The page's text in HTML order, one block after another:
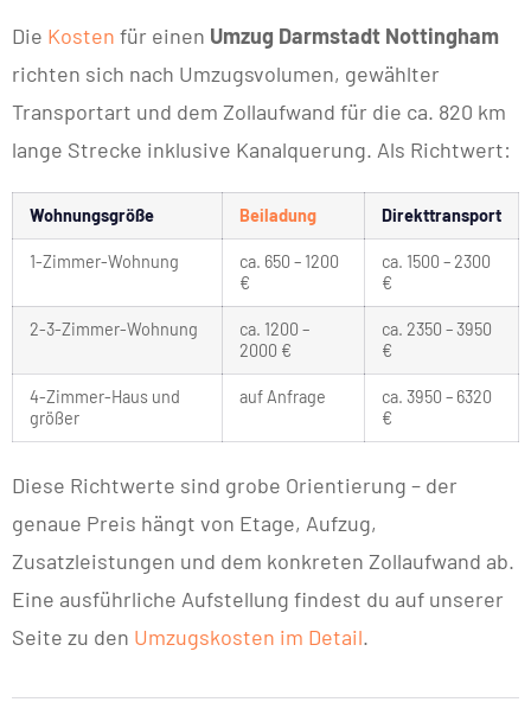
Die Kosten für einen Umzug Darmstadt Nottingham
richten sich nach Umzugsvolumen, gewählter
Transportart und dem Zollaufwand für die ca. 820 km
lange Strecke inklusive Kanalquerung. Als Richtwert:
Wohnungsgröße Beiladung Direkttransport
1-Zimmer-Wohnung
ca. 650 – 1200
€
ca. 1500 – 2300
€
2-3-Zimmer-Wohnung
ca. 1200 –
2000 €
ca. 2350 – 3950
€
4-Zimmer-Haus und
größer
auf Anfrage
ca. 3950 – 6320
€
Diese Richtwerte sind grobe Orientierung – der
genaue Preis hängt von Etage, Aufzug,
Zusatzleistungen und dem konkreten Zollaufwand ab.
Eine ausführliche Aufstellung findest du auf unserer
Seite zu den Umzugskosten im Detail.